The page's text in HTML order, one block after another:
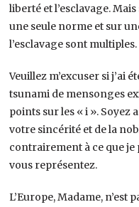
liberté et l’esclavage.
une seule norme et sur
l’esclavage sont multiples.
Veuillez m’excuser si j’ai
tsunami de mensonges
points sur les « i ». Soyez
votre sincérité et de la
contrairement à ce que je
vous représentez.
L’Europe, Madame,